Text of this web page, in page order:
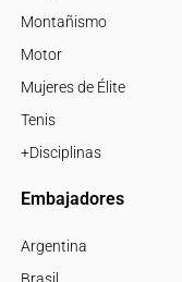
Montañismo
Motor
Mujeres de Élite
Tenis
+Disciplinas
Embajadores
Argentina